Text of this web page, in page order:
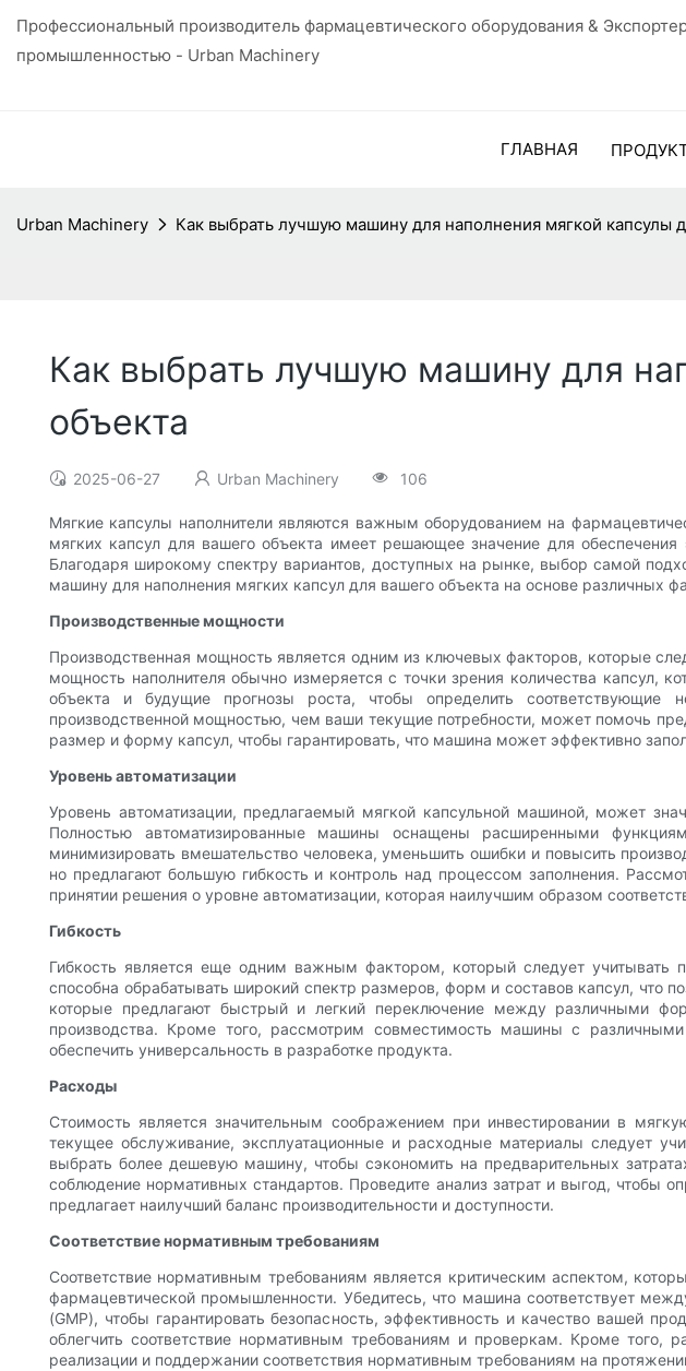
Профессиональный производитель фармацевтического оборудования &
промышленностью - Urban Machinery
ГЛАВНАЯ
Urban Machinery Как выбрать лучшую машину для наполнения мягкой капсулы
Как выбрать лучшую машину для
объекта
2025-06-27 Urban Machinery 106
Мягкие капсулы наполнители являются важным оборудованием на
мягких капсул для вашего объекта имеет решающее значение для обеспечения
Благодаря широкому спектру вариантов, доступных на рынке, выбор самой
машину для наполнения мягких капсул для вашего объекта на основе различных
Производственные мощности
Производственная мощность является одним из ключевых факторов, которые
мощность наполнителя обычно измеряется с точки зрения количества капсул,
объекта и будущие прогнозы роста, чтобы определить
производственной мощностью, чем ваши текущие потребности, может помочь
размер и форму капсул, чтобы гарантировать, что машина может эффективно
Уровень автоматизации
Уровень автоматизации, предлагаемый мягкой капсульной машиной, может
Полностью автоматизированные машины оснащены расширенными
минимизировать вмешательство человека, уменьшить ошибки и повысить
но предлагают большую гибкость и контроль над процессом заполнения.
принятии решения о уровне автоматизации, которая наилучшим образом
Гибкость
Гибкость является еще одним важным фактором, который следует
способна обрабатывать широкий спектр размеров, форм и составов капсул, что
которые предлагают быстрый и легкий переключение между различными
производства. Кроме того, рассмотрим совместимость машины с
обеспечить универсальность в разработке продукта.
Расходы
Стоимость является значительным соображением при инвестировании в
текущее обслуживание, эксплуатационные и расходные материалы следует
выбрать более дешевую машину, чтобы сэкономить на предварительных
соблюдение нормативных стандартов. Проведите анализ затрат и выгод, чтобы
предлагает наилучший баланс производительности и доступности.
Соответствие нормативным требованиям
Соответствие нормативным требованиям является критическим аспектом,
фармацевтической промышленности. Убедитесь, что машина соответствует
(GMP), чтобы гарантировать безопасность, эффективность и качество вашей
облегчить соответствие нормативным требованиям и проверкам. Кроме
реализации и поддержании соответствия нормативным требованиям на